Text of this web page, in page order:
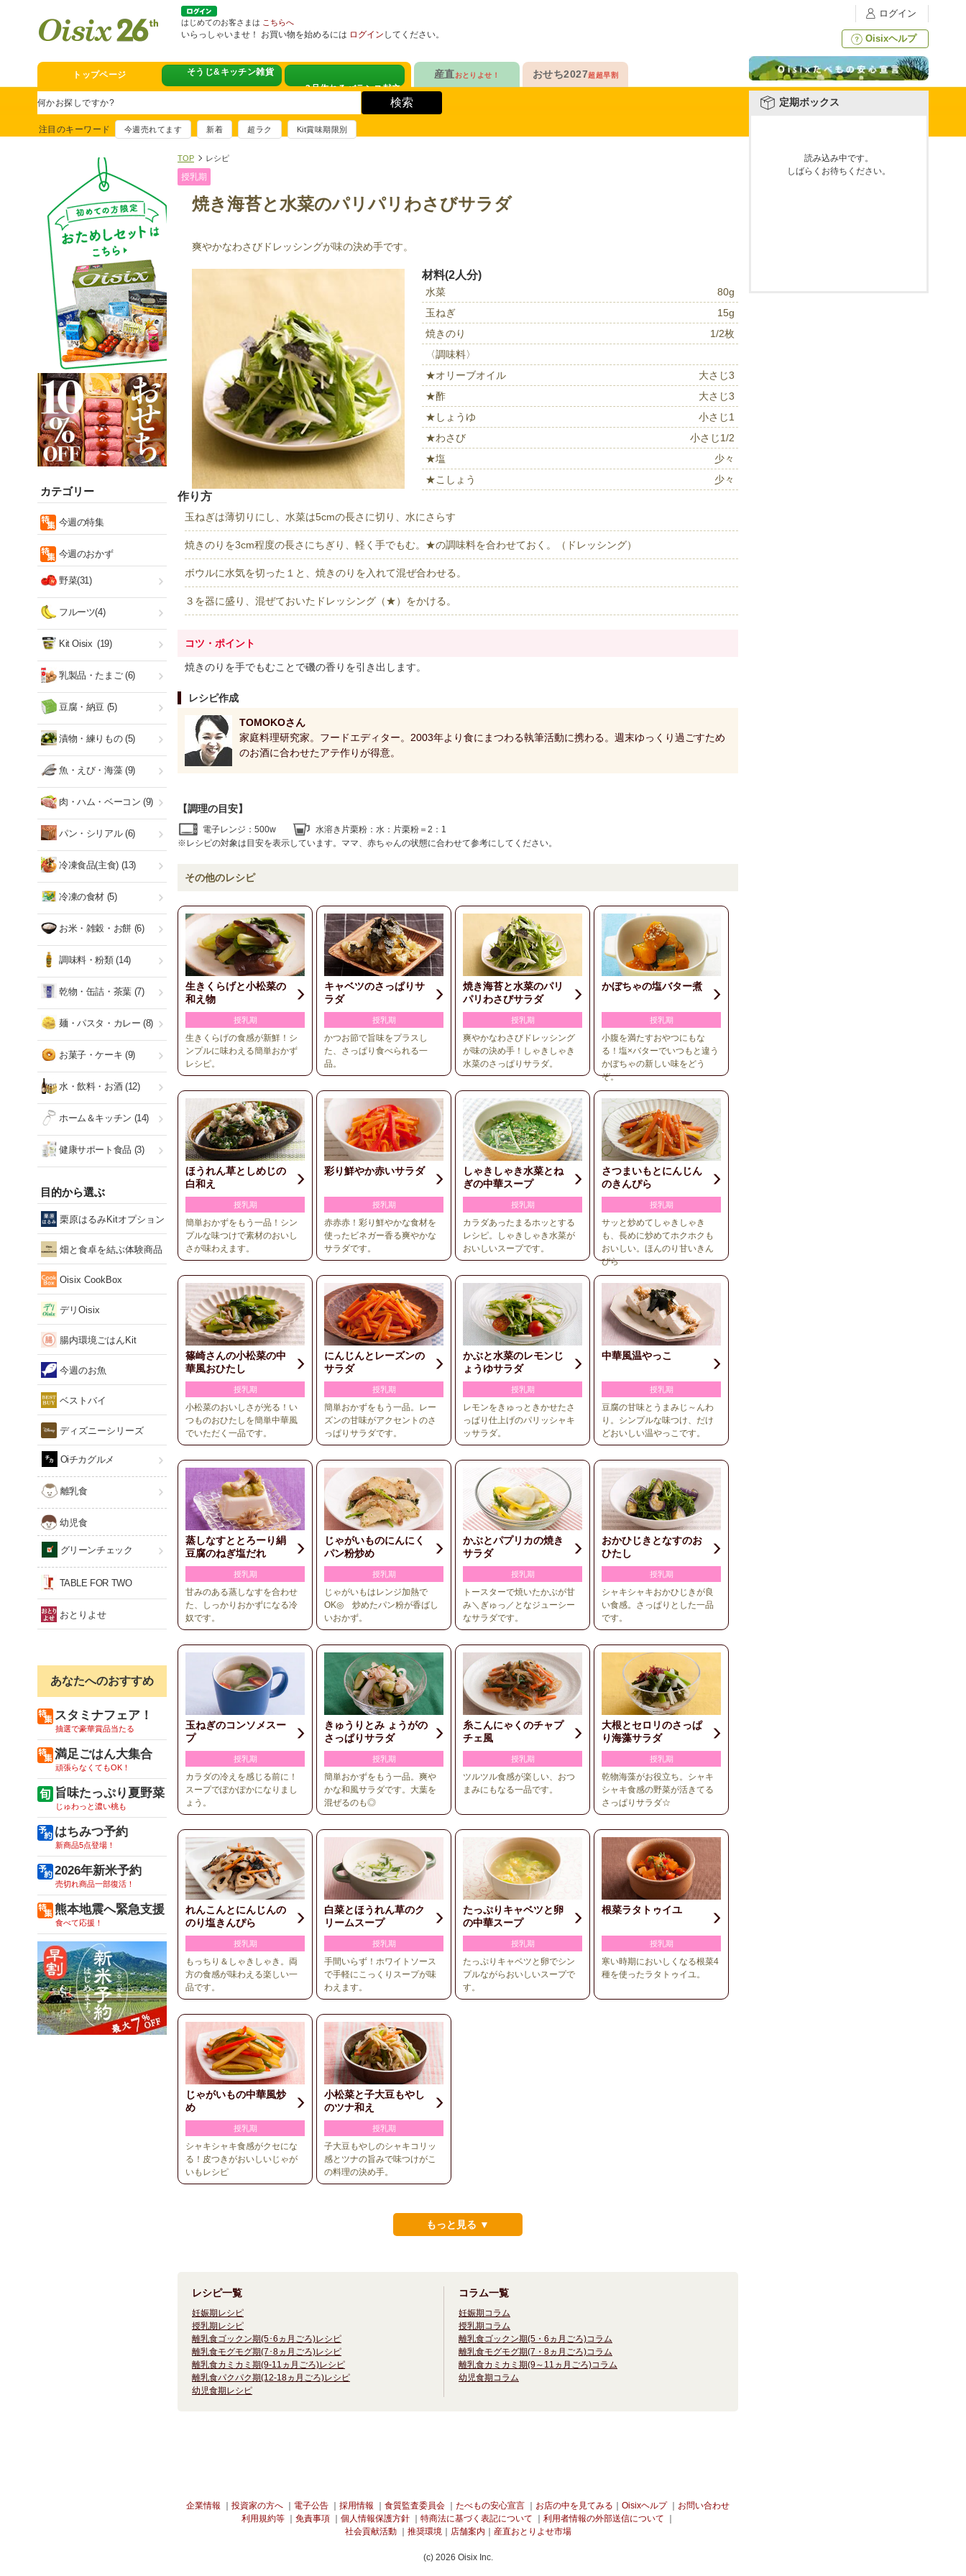
ログイン
Oisixヘルプ
はじめてのお客さまは こちらへ
いらっしゃいませ！ お買い物を始めるには ログイン してください。
トップページ そうじ&キッチン雑貨
豪華賞品が当たるチャンス
満足ごはん大集合
おすすめ！出汁付き肉吸い
イチ推し！今週の魚
真アジのおぼろ昆布〆
夏に便利！新商品6点登場
熊本地震への緊急支援
ヘルスケアKit
健康サポート食品
産直おとりよせ！
人気No.3
ファンが年々増！
貴重な黄桃食べ比べ
夏にピッタリ
モチモチ食感チーズ
おせち2027超超早割
自慢はローストビーフ
大人も子どもも
人気品目を増量！
人気二段重「高砂」と
本格中華オードブル
検索
注目のキーワード 今週売れてます 新着 超ラク Kit賞味期限別
定期ボックス
読み込み中です。
しばらくお待ちください。
TOP レシピ
授乳期
焼き海苔と水菜のパリパリわさびサラダ
爽やかなわさびドレッシングが味の決め手です。
材料(2人分)
水菜
80g
玉ねぎ
15g
焼きのり
1/2枚
〈調味料〉
★オリーブオイル
大さじ3
★酢
大さじ3
★しょうゆ
小さじ1
★わさび
小さじ1/2
★塩
少々
★こしょう
少々
作り方
玉ねぎは薄切りにし、水菜は5cmの長さに切り、水にさらす
焼きのりを3cm程度の長さにちぎり、軽く手でもむ。★の調味料を合わせておく。（ドレッシング）
ボウルに水気を切った１と、焼きのりを入れて混ぜ合わせる。
３を器に盛り、混ぜておいたドレッシング（★）をかける。
コツ・ポイント
焼きのりを手でもむことで磯の香りを引き出します。
レシピ作成
TOMOKOさん
家庭料理研究家。フードエディター。2003年より食にまつわる執筆活動に携わる。週末ゆっくり過ごすため
のお酒に合わせたアテ作りが得意。
【調理の目安】
電子レンジ：500w
水溶き片栗粉：水：片栗粉＝2：1
※レシピの対象は目安を表示しています。ママ、赤ちゃんの状態に合わせて参考にしてください。
その他のレシピ
生きくらげと小松菜の
和え物
授乳期
生きくらげの食感が新鮮！シ
ンプルに味わえる簡単おかず
レシピ。
キャベツのさっぱりサ
ラダ
授乳期
かつお節で旨味をプラスし
た、さっぱり食べられる一
品。
焼き海苔と水菜のパリ
パリわさびサラダ
授乳期
爽やかなわさびドレッシング
が味の決め手！しゃきしゃき
水菜のさっぱりサラダ。
かぼちゃの塩バター煮
授乳期
小腹を満たすおやつにもな
る！塩×バターでいつもと違う
かぼちゃの新しい味をどう
ぞ。
ほうれん草としめじの
白和え
授乳期
簡単おかずをもう一品！シン
プルな味つけで素材のおいし
さが味わえます。
彩り鮮やか赤いサラダ
授乳期
赤赤赤！彩り鮮やかな食材を
使ったビネガー香る爽やかな
サラダです。
しゃきしゃき水菜とね
ぎの中華スープ
授乳期
カラダあったまるホッとする
レシピ。しゃきしゃき水菜が
おいしいスープです。
さつまいもとにんじん
のきんぴら
授乳期
サッと炒めてしゃきしゃき
も、長めに炒めてホクホクも
おいしい。ほんのり甘いきん
ぴら
篠崎さんの小松菜の中
華風おひたし
授乳期
小松菜のおいしさが光る！い
つものおひたしを簡単中華風
でいただく一品です。
にんじんとレーズンの
サラダ
授乳期
簡単おかずをもう一品。レー
ズンの甘味がアクセントのさ
っぱりサラダです。
かぶと水菜のレモンじ
ょうゆサラダ
授乳期
レモンをきゅっときかせたさ
っぱり仕上げのパリッシャキ
ッサラダ。
中華風温やっこ
授乳期
豆腐の甘味とうまみじ～んわ
り。シンプルな味つけ、だけ
どおいしい温やっこです。
蒸しなすととろーり絹
豆腐のねぎ塩だれ
授乳期
甘みのある蒸しなすを合わせ
た、しっかりおかずになる冷
奴です。
じゃがいものにんにく
パン粉炒め
授乳期
じゃがいもはレンジ加熱で
OK◎ 炒めたパン粉が香ばし
いおかず。
かぶとパプリカの焼き
サラダ
授乳期
トースターで焼いたかぶが甘
み＼ぎゅっ／となジューシー
なサラダです。
おかひじきとなすのお
ひたし
授乳期
シャキシャキおかひじきが良
い食感。さっぱりとした一品
です。
玉ねぎのコンソメスー
プ
授乳期
カラダの冷えを感じる前に！
スープでぽかぽかになりまし
ょう。
きゅうりとみ ょうがの
さっぱりサラダ
授乳期
簡単おかずをもう一品。爽や
かな和風サラダです。大葉を
混ぜるのも◎
糸こんにゃくのチャプ
チェ風
授乳期
ツルツル食感が楽しい、おつ
まみにもなる一品です。
大根とセロリのさっぱ
り海藻サラダ
授乳期
乾物海藻がお役立ち。シャキ
シャキ食感の野菜が活きてる
さっぱりサラダ☆
れんこんとにんじんの
のり塩きんぴら
授乳期
もっちり＆しゃきしゃき。両
方の食感が味わえる楽しい一
品です。
白菜とほうれん草のク
リームスープ
授乳期
手間いらず！ホワイトソース
で手軽にこっくりスープが味
わえます。
たっぷりキャベツと卵
の中華スープ
授乳期
たっぷりキャベツと卵でシン
プルながらおいしいスープで
す。
根菜ラタトゥイユ
授乳期
寒い時期においしくなる根菜4
種を使ったラタトゥイユ。
じゃがいもの中華風炒
め
授乳期
シャキシャキ食感がクセにな
る！皮つきがおいしいじゃが
いもレシピ
小松菜と子大豆もやし
のツナ和え
授乳期
子大豆もやしのシャキコリッ
感とツナの旨みで味つけがこ
の料理の決め手。
もっと見る ▼
レシピ一覧
妊娠期レシピ
授乳期レシピ
離乳食ゴックン期(5･6ヵ月ごろ)レシピ
離乳食モグモグ期(7･8ヵ月ごろ)レシピ
離乳食カミカミ期(9-11ヵ月ごろ)レシピ
離乳食パクパク期(12-18ヵ月ごろ)レシピ
幼児食期レシピ
コラム一覧
妊娠期コラム
授乳期コラム
離乳食ゴックン期(5・6ヵ月ごろ)コラム
離乳食モグモグ期(7・8ヵ月ごろ)コラム
離乳食カミカミ期(9～11ヵ月ごろ)コラム
幼児食期コラム
企業情報 投資家の方へ 電子公告 採用情報 食質監査委員会 たべもの安心宣言 お店の中を見てみる Oisixヘルプ｜ お問い合わせ
利用規約等｜ 免責事項｜ 個人情報保護方針｜ 特商法に基づく表記について 利用者情報の外部送信について
社会貢献活動｜ 推奨環境｜ 店舗案内 産直おとりよせ市場
(c) 2026 Oisix Inc.
カテゴリー
今週の特集
今週のおかず
野菜(31)
フルーツ(4)
Kit Oisix (19)
乳製品・たまご(6)
豆腐・納豆 (5)
漬物・練りもの(5)
魚・えび・海藻(9)
肉・ハム・ベーコン (9)
パン・シリアル(6)
冷凍食品(主食)(13)
冷凍の食材 (5)
お米・雑穀・お餅(6)
調味料・粉類(14)
乾物・缶詰・茶葉(7)
麺・パスタ・カレー (8)
お菓子・ケーキ (9)
水・飲料・お酒(12)
ホーム＆キッチン (14)
健康サポート食品 (3)
目的から選ぶ
栗原はるみKitオプション
畑と食卓を結ぶ体験商品
Oisix CookBox
デリOisix
腸内環境ごはんKit
今週のお魚
ベストバイ
ディズニーシリーズ
Oiチカグルメ
離乳食
幼児食
グリーンチェック
TABLE FOR TWO
おとりよせ
あなたへのおすすめ
スタミナフェア！
抽選で豪華賞品当たる
満足ごはん大集合
頑張らなくてもOK！
旨味たっぷり夏野菜
じゅわっと濃い桃も
はちみつ予約
新商品5点登場！
2026年新米予約
売切れ商品一部復活！
熊本地震へ緊急支援
食べて応援！